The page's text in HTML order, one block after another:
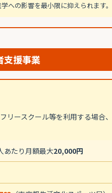
への影響を最小限に抑えられます。
支援事業
リースクール等を利用する場合
あたり月額最大20,000円